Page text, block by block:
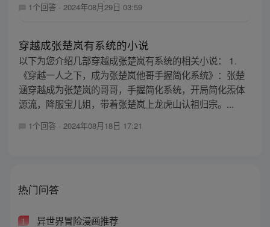
1个回答 · 2024年08月29日 03:59
穿越成张楚岚有系统的小说
以下为您介绍几部穿越成张楚岚有系统的相关小说： 1.
《穿越一人之下，成为张楚岚他哥手握简化系统》：张楚
涵穿越成为张楚岚的哥哥，手握简化系统，开局简化炁体
源流，降服宝儿姐，带着张楚岚上龙虎山认祖归宗。...
1个回答 · 2024年08月18日 17:21
热门问答
1 异世界冒险漫画推荐